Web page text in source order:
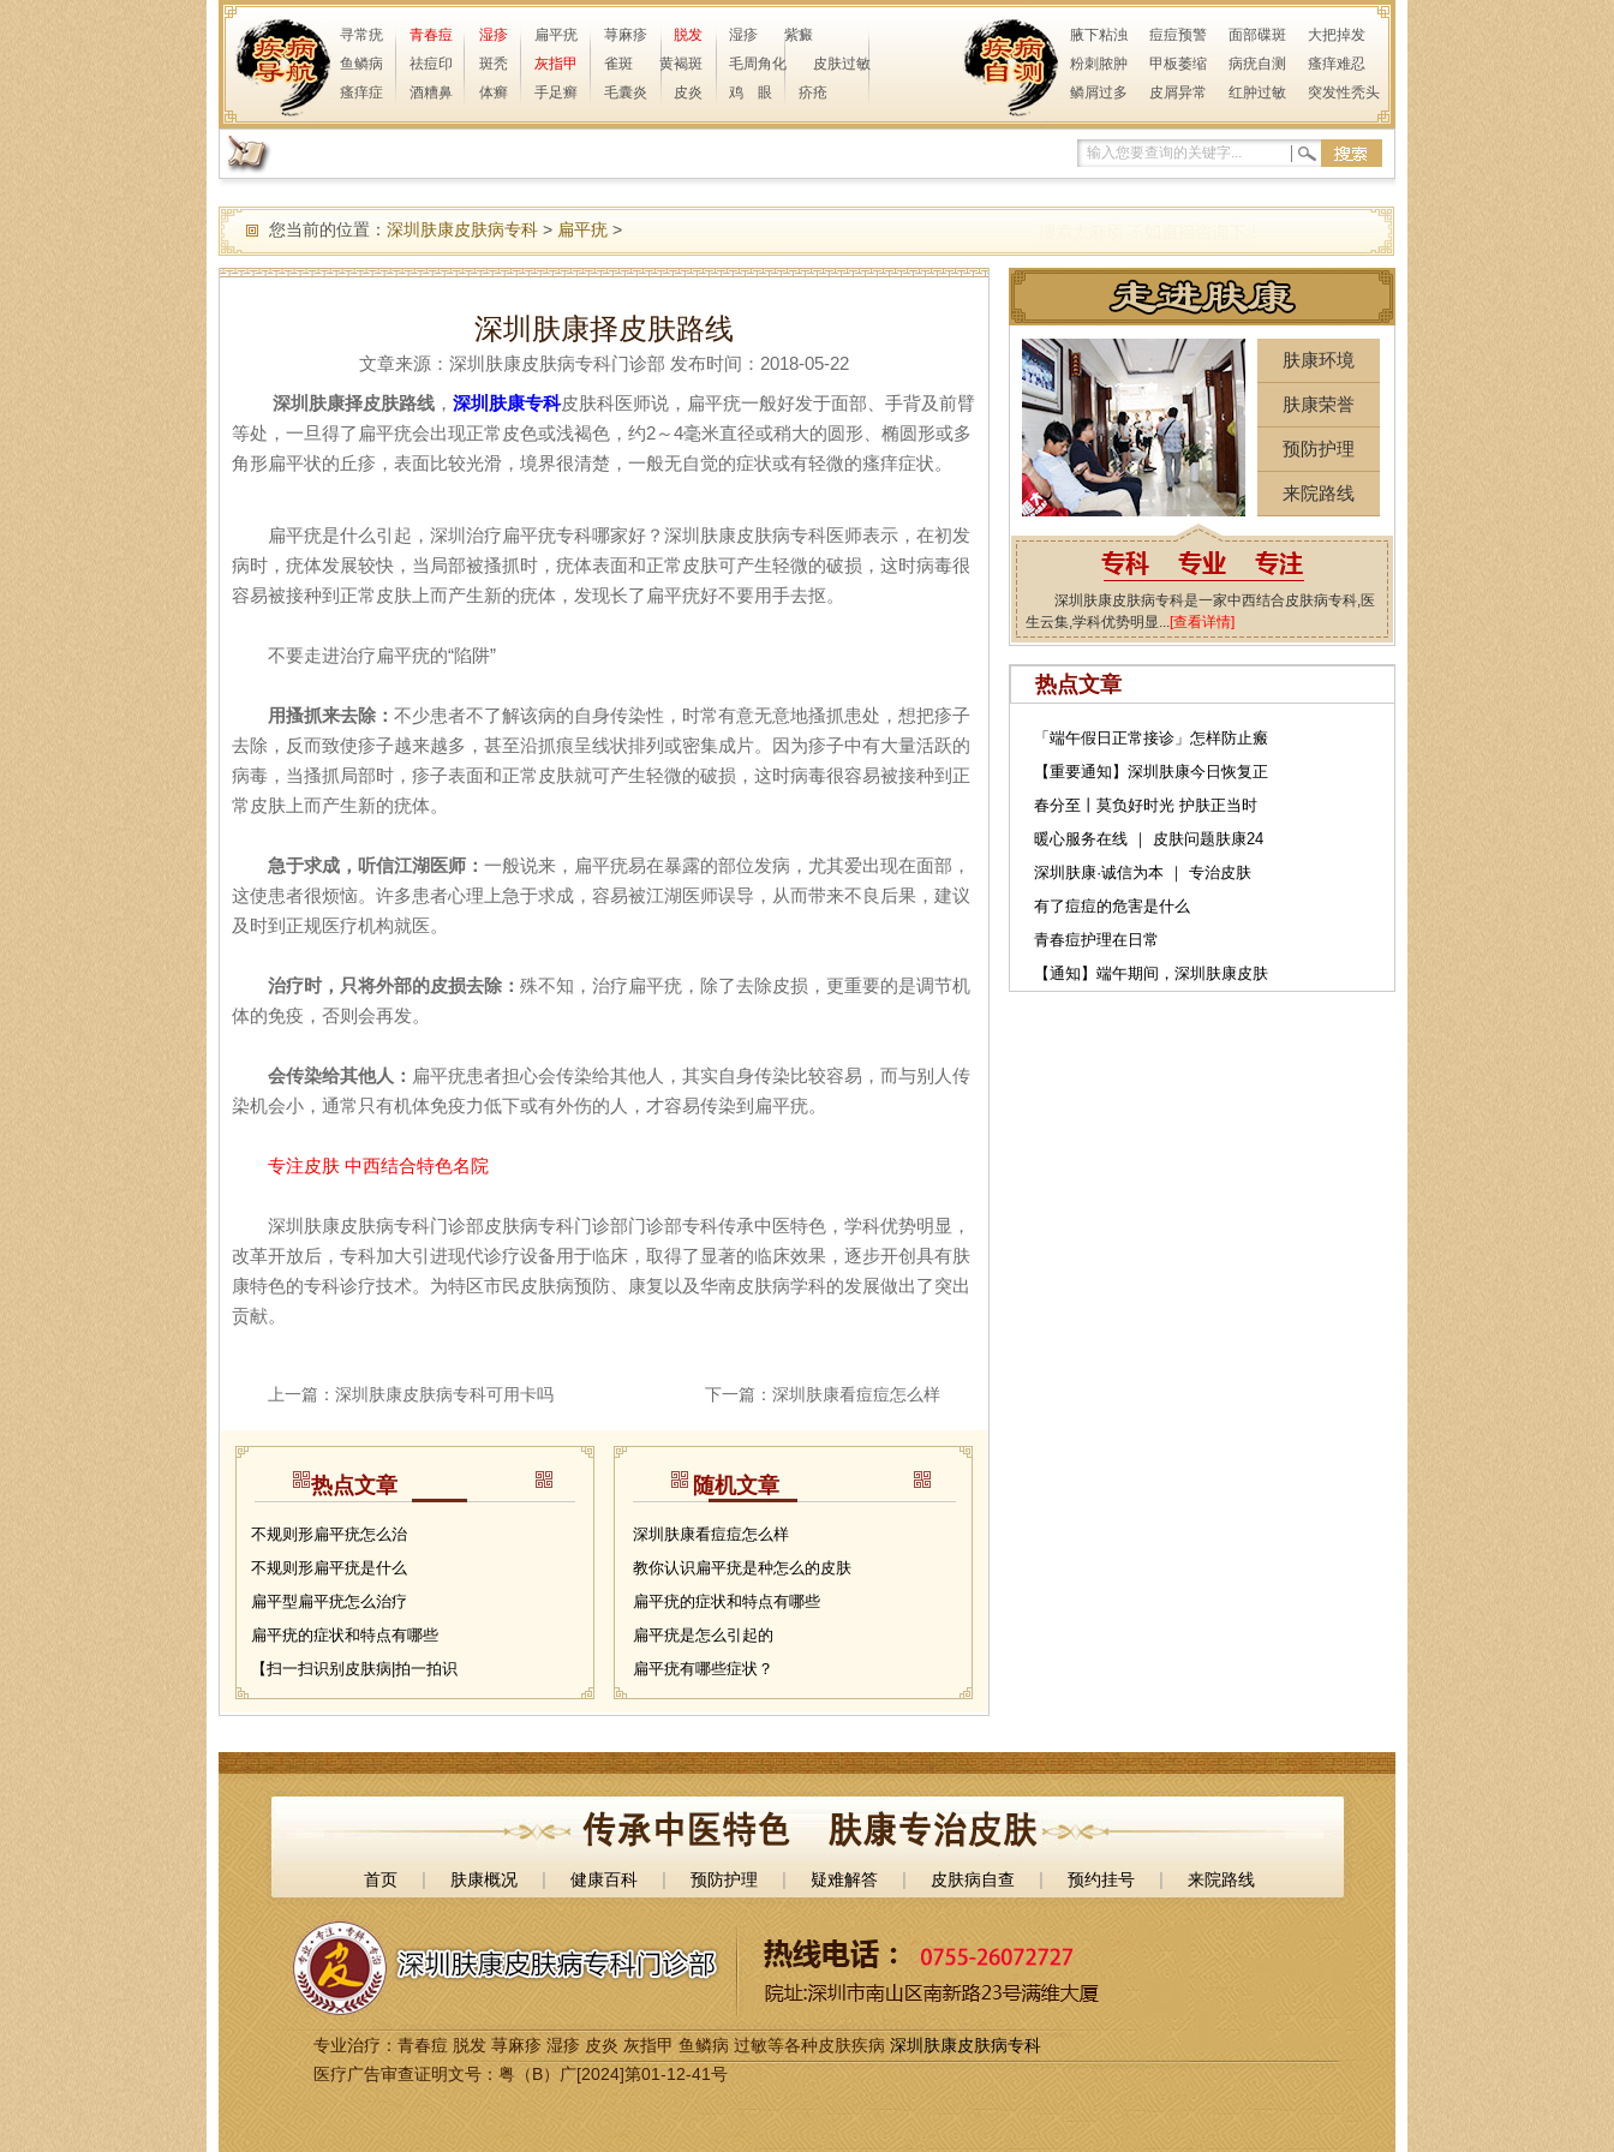
寻常疣 青春痘 湿疹 扁平疣 荨麻疹 脱发 湿疹
紫癜
鱼鳞病
祛痘印 斑秃 灰指甲 雀斑 黄褐斑 毛周角化
皮肤过敏
瘙痒症
酒糟鼻 体癣 手足癣 毛囊炎 皮炎 鸡 眼 疥疮
腋下粘浊 痘痘预警 面部碟斑
大把掉发
粉刺脓肿
甲板萎缩 病疣自测
瘙痒难忍
鳞屑过多
皮屑异常 红肿过敏 突发性秃头
您当前的位置： 深圳肤康皮肤病专科 > 扁平疣 >
深圳肤康择皮肤路线
文章来源：深圳肤康皮肤病专科门诊部 发布时间：2018-05-22
深圳肤康择皮肤路线 ， 深圳肤康专科皮肤科医师说，扁平疣一般好发于面部、手背及前臂
等处，一旦得了扁平疣会出现正常皮色或浅褐色，约2～4毫米直径或稍大的圆形、椭圆形或多
角形扁平状的丘疹，表面比较光滑，境界很清楚，一般无自觉的症状或有轻微的瘙痒症状。
扁平疣是什么引起，深圳治疗扁平疣专科哪家好？深圳肤康皮肤病专科医师表示，在初发
病时，疣体发展较快，当局部被搔抓时，疣体表面和正常皮肤可产生轻微的破损，这时病毒很
容易被接种到正常皮肤上而产生新的疣体，发现长了扁平疣好不要用手去抠。
不要走进治疗扁平疣的“陷阱”
用搔抓来去除： 不少患者不了解该病的自身传染性，时常有意无意地搔抓患处，想把疹子
去除，反而致使疹子越来越多，甚至沿抓痕呈线状排列或密集成片。因为疹子中有大量活跃的
病毒，当搔抓局部时，疹子表面和正常皮肤就可产生轻微的破损，这时病毒很容易被接种到正
常皮肤上而产生新的疣体。
急于求成，听信江湖医师： 一般说来，扁平疣易在暴露的部位发病，尤其爱出现在面部，
这使患者很烦恼。许多患者心理上急于求成，容易被江湖医师误导，从而带来不良后果，建议
及时到正规医疗机构就医。
治疗时，只将外部的皮损去除： 殊不知，治疗扁平疣，除了去除皮损，更重要的是调节机
体的免疫，否则会再发。
会传染给其他人： 扁平疣患者担心会传染给其他人，其实自身传染比较容易，而与别人传
染机会小，通常只有机体免疫力低下或有外伤的人，才容易传染到扁平疣。
专注皮肤 中西结合特色名院
深圳肤康皮肤病专科门诊部皮肤病专科门诊部门诊部专科传承中医特色，学科优势明显，
改革开放后，专科加大引进现代诊疗设备用于临床，取得了显著的临床效果，逐步开创具有肤
康特色的专科诊疗技术。为特区市民皮肤病预防、康复以及华南皮肤病学科的发展做出了突出
贡献。
上一篇： 深圳肤康皮肤病专科可用卡吗 下一篇： 深圳肤康看痘痘怎么样
热点文章
不规则形扁平疣怎么治
不规则形扁平疣是什么
扁平型扁平疣怎么治疗
扁平疣的症状和特点有哪些
【扫一扫识别皮肤病|拍一拍识
随机文章
深圳肤康看痘痘怎么样
教你认识扁平疣是种怎么的皮肤
扁平疣的症状和特点有哪些
扁平疣是怎么引起的
扁平疣有哪些症状？
肤康环境
肤康荣誉
预防护理
来院路线
深圳肤康皮肤病专科是一家中西结合皮肤病专科,医
生云集,学科优势明显...[查看详情]
热点文章
「端午假日正常接诊」怎样防止瘢
【重要通知】深圳肤康今日恢复正
春分至丨莫负好时光 护肤正当时
暖心服务在线 ｜ 皮肤问题肤康24
深圳肤康·诚信为本 ｜ 专治皮肤
有了痘痘的危害是什么
青春痘护理在日常
【通知】端午期间，深圳肤康皮肤
首页 | 肤康概况 | 健康百科 | 预防护理 | 疑难解答 | 皮肤病自查 | 预约挂号 | 来院路线
专业治疗：青春痘 脱发 荨麻疹 湿疹 皮炎 灰指甲 鱼鳞病 过敏等各种皮肤疾病 深圳肤康皮肤病专科
医疗广告审查证明文号：粤（B）广[2024]第01-12-41号